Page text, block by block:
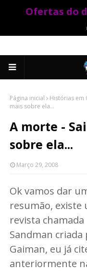
Ofertas do
Página inicial Histórias em
mais sobre ela...
A morte -
sobre ela...
Março 29, 2008
Ok vamos dar
resumão, existe
revista chamada
Sandman criada
Gaiman, eu já
anteriormente